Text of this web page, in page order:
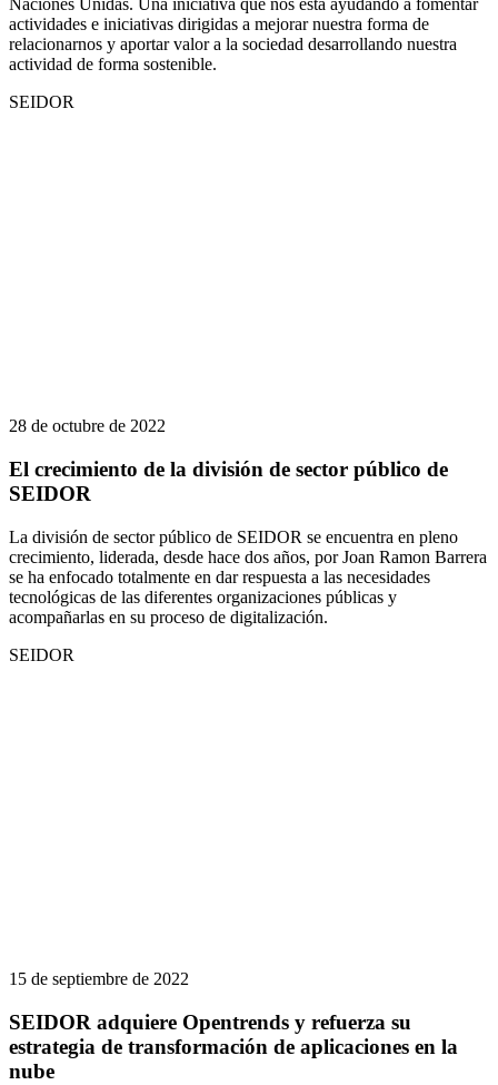
actividades e iniciativas dirigidas a mejorar nuestra forma de
relacionarnos y aportar valor a la sociedad desarrollando nuestra
actividad de forma sostenible.
SEIDOR
28 de octubre de 2022
El crecimiento de la división de sector público de
SEIDOR
La división de sector público de SEIDOR se encuentra en pleno
crecimiento, liderada, desde hace dos años, por Joan Ramon Barrera
se ha enfocado totalmente en dar respuesta a las necesidades
tecnológicas de las diferentes organizaciones públicas y
acompañarlas en su proceso de digitalización.
SEIDOR
15 de septiembre de 2022
SEIDOR adquiere Opentrends y refuerza su
estrategia de transformación de aplicaciones en la
nube